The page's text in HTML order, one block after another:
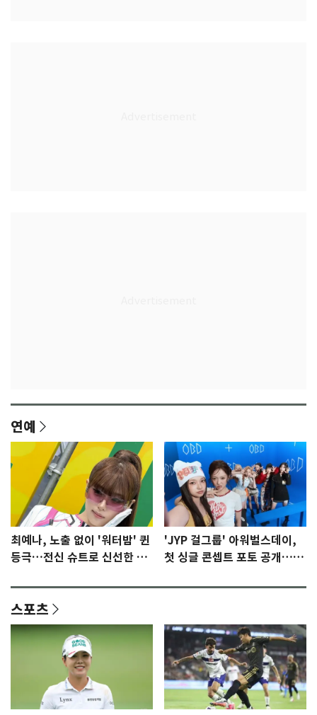
연예
최예나, 노출 없이 '워터밤' 퀸
등극…전신 슈트로 신선한 충
'JYP 걸그룹' 아워벌스데이,
첫 싱글 콘셉트 포토 공개…청
스포츠